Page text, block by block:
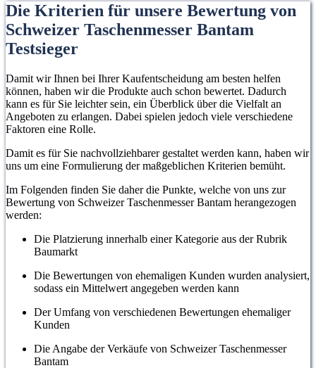
Die Kriterien für unsere Bewertung von
Schweizer Taschenmesser Bantam
Testsieger
Damit wir Ihnen bei Ihrer Kaufentscheidung am besten helfen
können, haben wir die Produkte auch schon bewertet. Dadurch
kann es für Sie leichter sein, ein Überblick über die Vielfalt an
Angeboten zu erlangen. Dabei spielen jedoch viele verschiedene
Faktoren eine Rolle.
Damit es für Sie nachvollziehbarer gestaltet werden kann, haben wir
uns um eine Formulierung der maßgeblichen Kriterien bemüht.
Im Folgenden finden Sie daher die Punkte, welche von uns zur
Bewertung von Schweizer Taschenmesser Bantam herangezogen
werden:
Die Platzierung innerhalb einer Kategorie aus der Rubrik
Baumarkt
Die Bewertungen von ehemaligen Kunden wurden analysiert,
sodass ein Mittelwert angegeben werden kann
Der Umfang von verschiedenen Bewertungen ehemaliger
Kunden
Die Angabe der Verkäufe von Schweizer Taschenmesser
Bantam